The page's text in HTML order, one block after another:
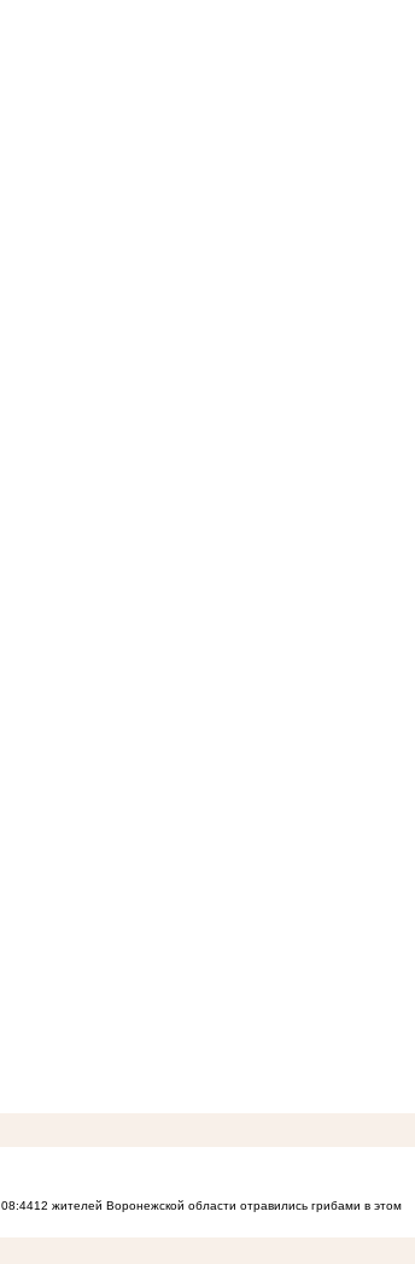
08:4412 жителей Воронежской области отравились грибами в этом